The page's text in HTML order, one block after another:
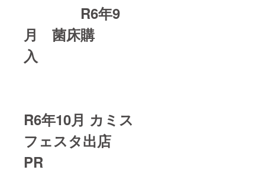
R6年9
月 菌床購
入
R6年10月 カミス
フェスタ出店
PR